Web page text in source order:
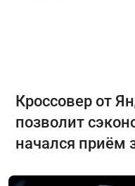
Кроссовер от
позволит
начался приём